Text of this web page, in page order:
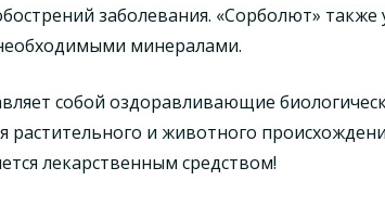
заболевания. «Сорболют»
минералами.
собой оздоравливающие
растительного и животного
лекарственным средством!